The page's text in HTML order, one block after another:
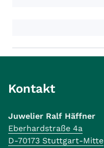
Kontakt
Juwelier Ralf Häffner
Eberhardstraße 4a
D-70173 Stuttgart-Mitte